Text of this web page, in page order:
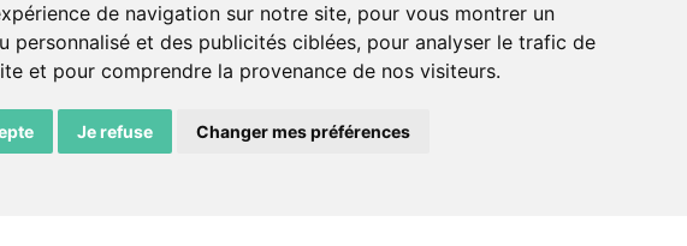
de navigation sur notre site, pour vous montrer un
personnalisé et des publicités ciblées, pour analyser le trafic de
et pour comprendre la provenance de nos visiteurs.
Je refuse Changer mes préférences